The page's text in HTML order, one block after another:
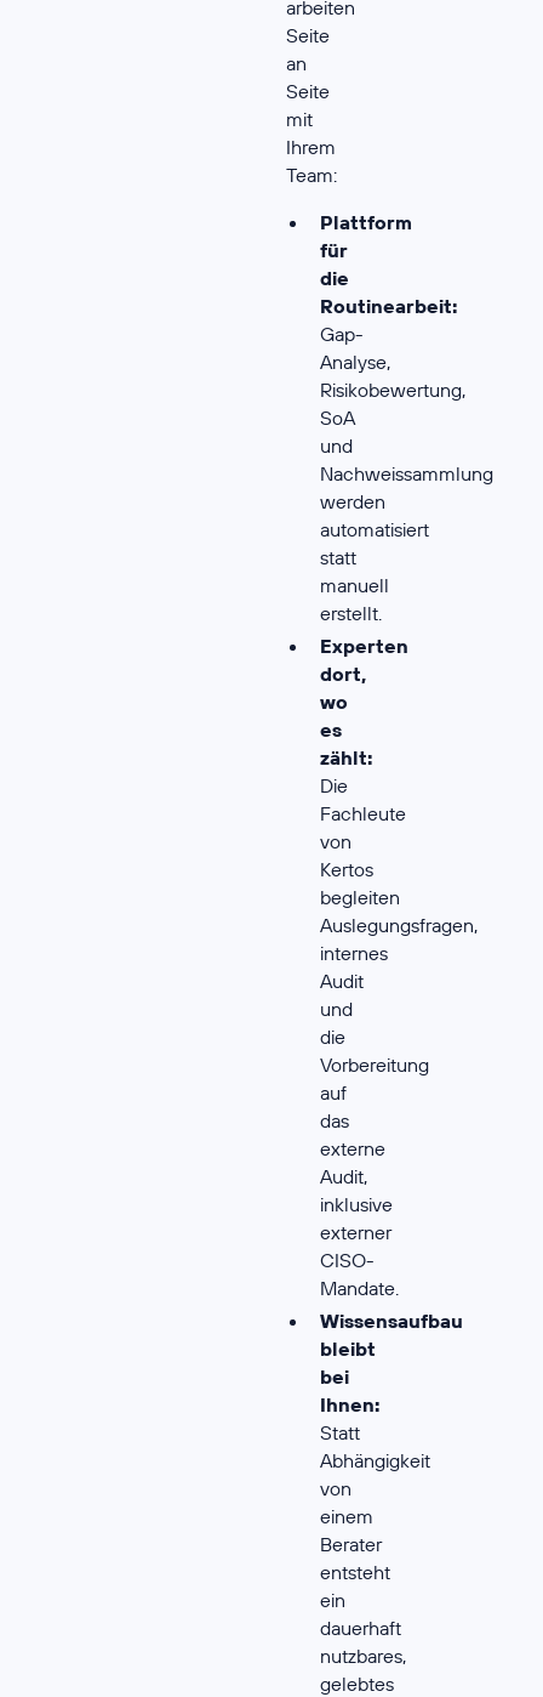
arbeiten
Seite
an
Seite
mit
Ihrem
Team:
Plattform
für
die
Routinearbeit:
Gap-
Analyse,
Risikobewertung,
SoA
und
Nachweissammlung
werden
automatisiert
statt
manuell
erstellt.
Experten
dort,
wo
es
zählt:
Die
Fachleute
von
Kertos
begleiten
Auslegungsfragen,
internes
Audit
und
die
Vorbereitung
auf
das
externe
Audit,
inklusive
externer
CISO-
Mandate.
Wissensaufbau
bleibt
bei
Ihnen:
Statt
Abhängigkeit
von
einem
Berater
entsteht
ein
dauerhaft
nutzbares,
gelebtes